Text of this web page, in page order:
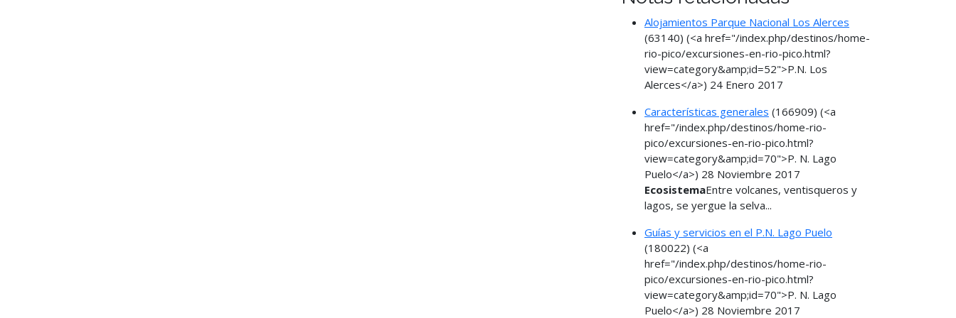
Alojamientos Parque Nacional Los Alerces
(63140) (<a href="/index.php/destinos/home-
rio-pico/excursiones-en-rio-pico.html?
view=category&amp;id=52">P.N. Los
Alerces</a>) 24 Enero 2017
Características generales (166909) (<a
href="/index.php/destinos/home-rio-
pico/excursiones-en-rio-pico.html?
view=category&amp;id=70">P. N. Lago
Puelo</a>) 28 Noviembre 2017
EcosistemaEntre volcanes, ventisqueros y
lagos, se yergue la selva...
Guías y servicios en el P.N. Lago Puelo
(180022) (<a
href="/index.php/destinos/home-rio-
pico/excursiones-en-rio-pico.html?
view=category&amp;id=70">P. N. Lago
Puelo</a>) 28 Noviembre 2017